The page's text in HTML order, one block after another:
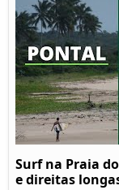
Surf na Praia
e direitas